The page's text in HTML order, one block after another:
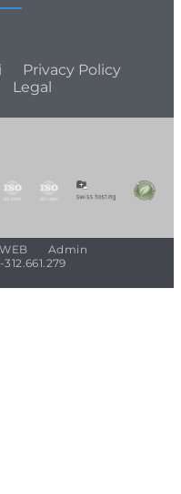
Privacy Policy
Legal
Admin